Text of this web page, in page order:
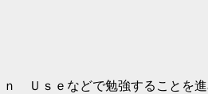
Ｕｓｅなどで勉強することを